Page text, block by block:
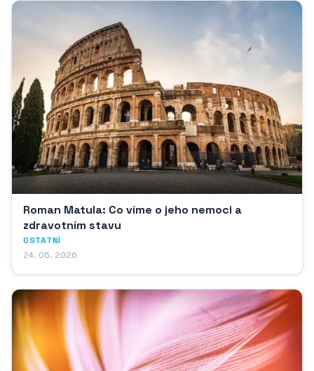
Roman Matula: Co víme o jeho nemoci a
zdravotním stavu
OSTATNÍ
24. 05. 2026